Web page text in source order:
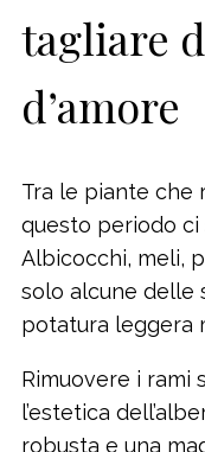
tagliare
d’amore
Tra le piante che
questo periodo ci
Albicocchi, meli,
solo alcune delle
potatura leggera
Rimuovere i rami
l’estetica
robusta e una